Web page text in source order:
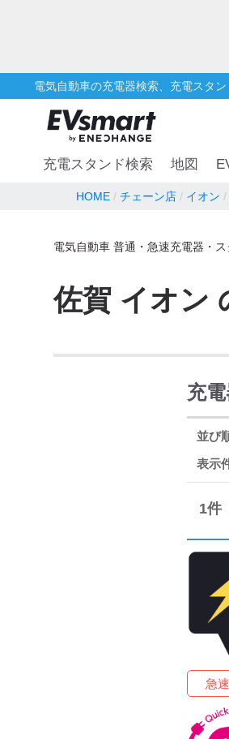
電気自動車の充電器検索、充電スタ
充電スタンド検索 地図
HOME チェーン店 イオン
電気自動車 普通・急速充電器・
佐賀 イオン
充
並び
表示
1件
急